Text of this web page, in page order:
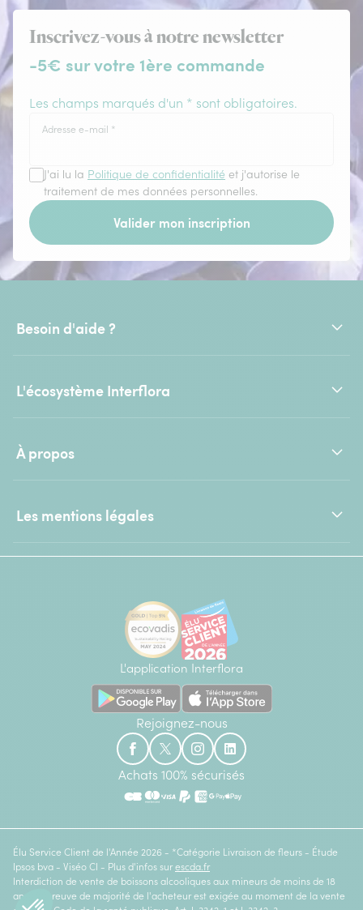
Inscrivez-vous à notre newsletter
-5€ sur votre 1ère commande
Les champs marqués d'un * sont obligatoires.
Adresse e-mail *
J'ai lu la Politique de confidentialité et j'autorise le
traitement de mes données personnelles.
Valider mon inscription
Besoin d'aide ?
L'écosystème Interflora
À propos
Les mentions légales
L'application Interflora
Rejoignez-nous
Achats 100% sécurisés
Élu Service Client de l'Année 2026 - *Catégorie Livraison de fleurs - Étude
Ipsos bva - Viséo CI - Plus d'infos sur escda.fr
Interdiction de vente de boissons alcooliques aux mineurs de moins de 18
ans. La preuve de majorité de l'acheteur est exigée au moment de la vente